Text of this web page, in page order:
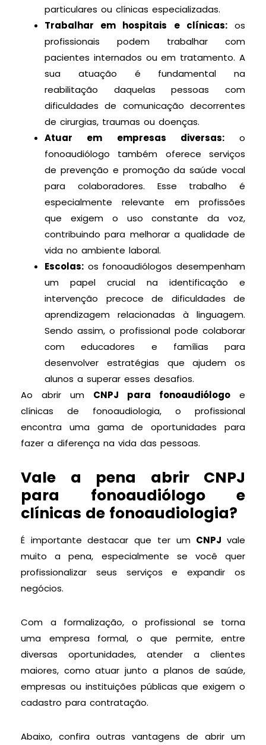
particulares ou clínicas especializadas.
Trabalhar em hospitais e clínicas:os
profissionais podem trabalhar com
pacientes internados ou em tratamento. A
sua atuação é fundamental na
reabilitação daquelas pessoas com
dificuldades de comunicação decorrentes
de cirurgias, traumas ou doenças.
Atuar em empresas diversas:o
fonoaudiólogo também oferece serviços
de prevenção e promoção da saúde vocal
para colaboradores. Esse trabalho é
especialmente relevante em profissões
que exigem o uso constante da voz,
contribuindo para melhorar a qualidade de
vida no ambiente laboral.
Escolas: os fonoaudiólogos desempenham
um papel crucial na identificação e
intervenção precoce de dificuldades de
aprendizagem relacionadas à linguagem.
Sendo assim, o profissional pode colaborar
com educadores e famílias para
desenvolver estratégias que ajudem os
alunos a superar esses desafios.
Ao abrir um CNPJ para fonoaudiólogo e
clínicas de fonoaudiologia, o profissional
encontra uma gama de oportunidades para
fazer a diferença na vida das pessoas.
Vale a pena abrir CNPJ
para fonoaudiólogo e
clínicas de fonoaudiologia?
É importante destacar que ter um CNPJvale
muito a pena, especialmente se você quer
profissionalizar seus serviços e expandir os
negócios.
Com a formalização, o profissional se torna
uma empresa formal, o que permite, entre
diversas oportunidades, atender a clientes
maiores, como atuar junto a planos de saúde,
empresas ou instituições públicas que exigem o
cadastro para contratação.
Abaixo, confira outras vantagens de abrir um